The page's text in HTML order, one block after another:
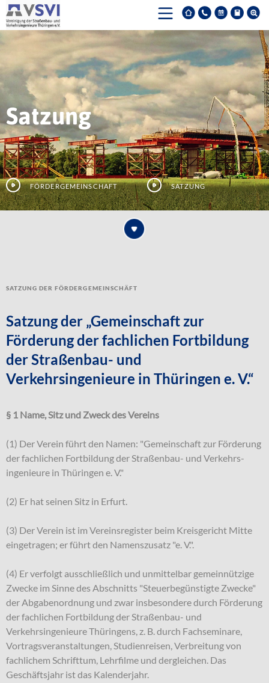
Satzung
Fördergemeinschaft Satzung
Satzung der Fördergemeinschäft
Satzung der „Gemeinschaft zur
Förderung der fachlichen Fortbildung
der Straßenbau- und
Verkehrsingenieure in Thüringen e. V.“
§ 1 Name, Sitz und Zweck des Vereins
(1) Der Verein führt den Namen: "Gemeinschaft zur Förderung
der fachlichen Fortbildung der Straßenbau- und Verkehrs-
ingenieure in Thüringen e. V."
(2) Er hat seinen Sitz in Erfurt.
(3) Der Verein ist im Vereinsregister beim Kreisgericht Mitte
eingetragen; er führt den Namenszusatz "e. V.".
(4) Er verfolgt ausschließlich und unmittelbar gemeinnützige
Zwecke im Sinne des Abschnitts "Steuerbegünstigte Zwecke"
der Abgabenordnung und zwar insbesondere durch Förderung
der fachlichen Fortbildung der Straßenbau- und
Verkehrsingenieure Thüringens, z. B. durch Fachseminare,
Vortragsveranstaltungen, Studienreisen, Verbreitung von
fachlichem Schrifttum, Lehrfilme und dergleichen. Das
Geschäftsjahr ist das Kalenderjahr.